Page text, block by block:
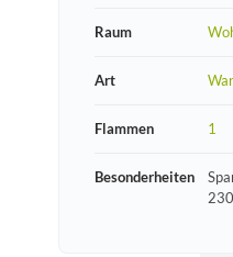
Raum
Art
Flammen 1
Besonderheiten